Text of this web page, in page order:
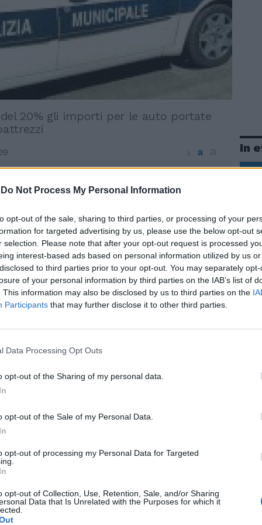
Do Not Process My Personal Information
opt-out of the sale, sharing to third parties, or processing of your
for targeted advertising by us, please use the below opt-out
selection. Please note that after your opt-out request is processed
interest-based ads based on personal information utilized by us
to third parties prior to your opt-out. You may separately
of your personal information by third parties on the IAB’s list of
This information may also be disclosed by us to third parties on the
Participants that may further disclose it to other third parties.
Data Processing Opt Outs
opt-out of the Sharing of my personal data.
opt-out of the Sale of my Personal Data.
opt-out of processing my Personal Data for Targeted
opt-out of Collection, Use, Retention, Sale, and/or Sharing
Data that Is Unrelated with the Purposes for which it
20% gli importi per le auto portate
a
delibera di pochi giorni fa, la giunta
veicoli in sosta di intralcio. Un aumento
Istat (del 21,83%) al quale si
ulteriore ritocco del 20% «in ragione del
dell'attività di rimozione dalle
temporali e ambientali, dalla
dalla dislocazione dei depositi», si
Tradotto, l'aumento si
intorno ai 20 euro. Impossibile infatti un
considerato che la tariffa per la
dal luogo della rimozione a uno
per i veicoli fino a 1,5 tonnellate il
passa da 10,33 euro a 15,10 euro;
a 22,64 euro, mentre l'indennità
passa da 2,22 a 3,25 euro. Per la custodia
pagheranno 6,71 euro. Stessi aumenti
da 1,5 a 3,5 tonnellate: diritto di chiamata
euro a 18,87 euro; operazioni di carico e
da 25,83 a 37,75 euro; indennità
da 2,58 a 3,77. Alle nuove tariffe andrà
l'Iva. L'entrata prevista con le nuove
In
Rudy Giuliani a Come States?
americana